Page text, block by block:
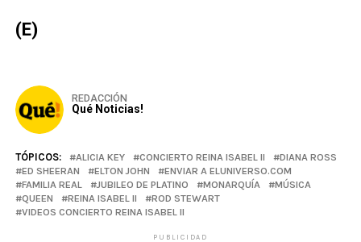
(E)
REDACCIÓN
Qué Noticias!
TÓPICOS: ALICIA KEY CONCIERTO REINA ISABEL II
DIANA ROSS
ED SHEERAN
ELTON JOHN
ENVIAR A ELUNIVERSO.COM
FAMILIA REAL
JUBILEO DE PLATINO MONARQUÍA
MÚSICA
QUEEN
REINA ISABEL II
ROD STEWART
VIDEOS CONCIERTO REINA ISABEL II
PUBLICIDAD